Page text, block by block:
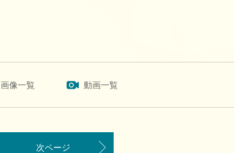
画像一覧 動画一覧
次ページ